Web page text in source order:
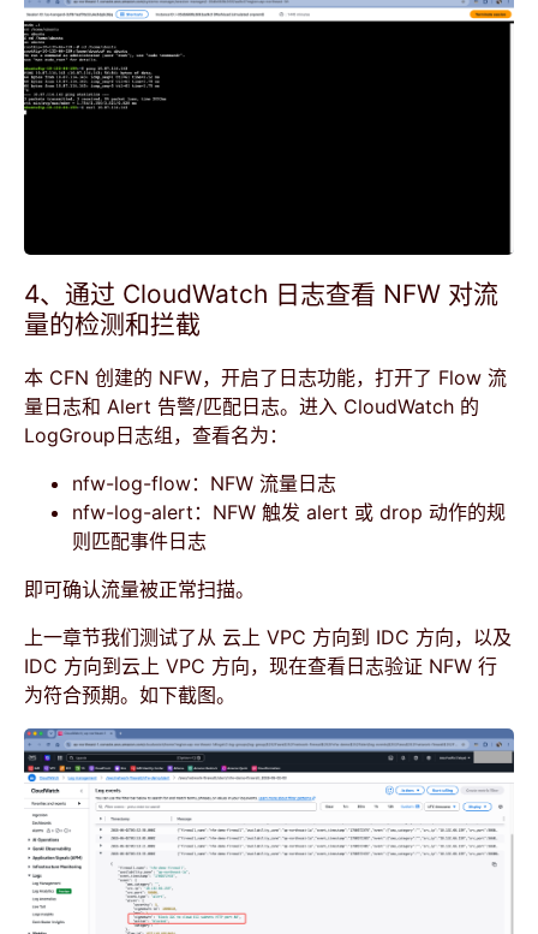
4、通过 CloudWatch 日志查看 NFW 对流
量的检测和拦截
本 CFN 创建的 NFW，开启了日志功能，打开了 Flow 流
量日志和 Alert 告警/匹配日志。进入 CloudWatch 的
LogGroup日志组，查看名为：
nfw-log-flow：NFW 流量日志
nfw-log-alert：NFW 触发 alert 或 drop 动作的规
则匹配事件日志
即可确认流量被正常扫描。
上一章节我们测试了从 云上 VPC 方向到 IDC 方向，以及
IDC 方向到云上 VPC 方向，现在查看日志验证 NFW 行
为符合预期。如下截图。